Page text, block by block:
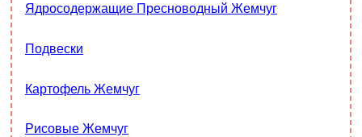
Ядросодержащие Пресноводный Жемчуг
Подвески
Картофель Жемчуг
Рисовые Жемчуг